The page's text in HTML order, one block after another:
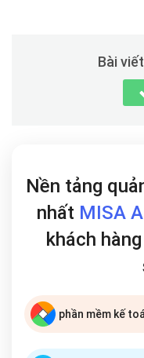
Bài
Nền tảng
nhất MISA
khách
phần mềm kế